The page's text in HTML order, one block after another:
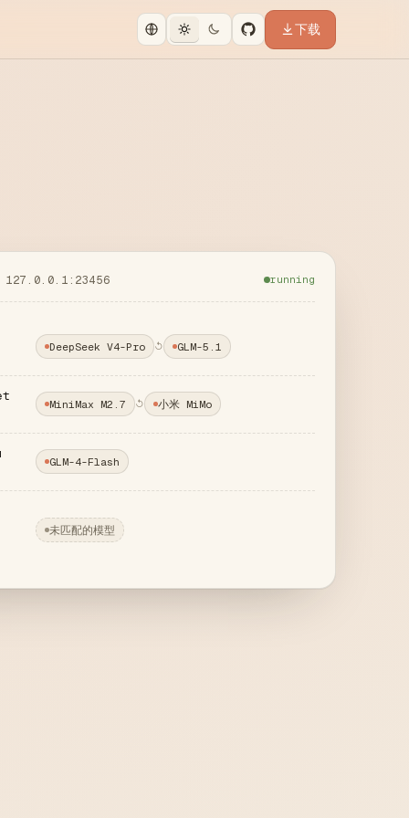
下载
· 127.0.0.1:23456 running
DeepSeek V4-Pro ↺ GLM-5.1
MiniMax M2.7 ↺ 小米 MiMo
GLM-4-Flash
未匹配的模型